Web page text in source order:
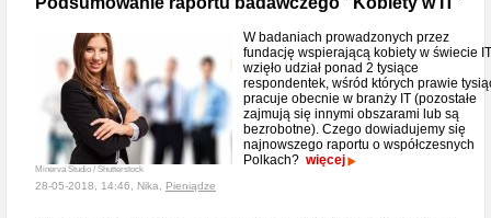
Minerva Studio / Shutterstock
W badaniach prowadzonych przez
fundację wspierającą kobiety w świecie IT
wzięło udział ponad 2 tysiące
respondentek, wśród których prawie
pracuje obecnie w branży IT (pozostałe
zajmują się innymi obszarami lub są
bezrobotne). Czego dowiadujemy się
najnowszego raportu o współczesnych
Polkach? więcej
28-05-2018, 14:46, Nika, Pieniądze